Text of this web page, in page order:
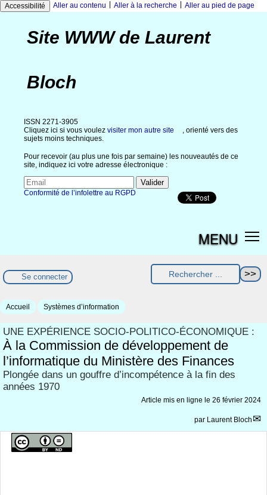
Accessibilité Aller au contenu Aller à la recherche Aller au pied de page
Site WWW de Laurent
Bloch
ISSN 2271-3905
Cliquez ici si vous voulez visiter mon autre site
, orienté vers des
sujets moins techniques.
Pour recevoir (au plus une fois par semaine) les nouveautés de ce
site, indiquez ici votre adresse électronique :
Conformité de l’infolettre au RGPD
MENU
Se connecter
Accueil Systèmes d’information
UNE EXPÉRIENCE SOCIO-POLITICO-ÉCONOMIQUE :
À la Commission de développement de
l’informatique du Ministère des Finances
Plongée dans un gouffre d’incompétence à la fin des
années 1970
Article mis en ligne le 26 février 2024
par Laurent Bloch